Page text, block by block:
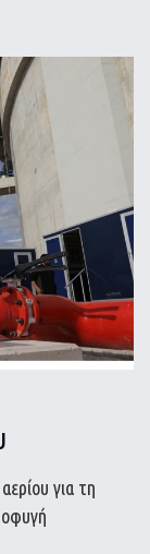
για τη